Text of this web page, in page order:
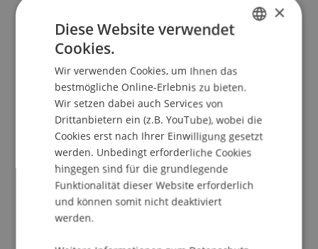
Beitrag in wissenschaftlicher Fachzeitschrift
Mitarbeitende
Dr.iur. MarcoLettenbichler LL.M.
Beteiligte Einrichtungen
Liechtenstein Business Law School
Forschung
×
Diese Website verwendet
Cookies.
Wir verwenden Cookies, um Ihnen das
bestmögliche Online-Erlebnis zu bieten.
Wir setzen dabei auch Services von
Drittanbietern ein (z.B. YouTube), wobei die
Cookies erst nach Ihrer Einwilligung gesetzt
werden. Unbedingt erforderliche Cookies
hingegen sind für die grundlegende
Funktionalität dieser Website erforderlich
und können somit nicht deaktiviert
werden.